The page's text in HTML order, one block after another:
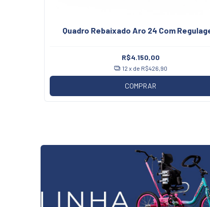
Quadro Rebaixado Aro 24 Com
R$4.150,00
12 x de R$426,90
COMPRAR